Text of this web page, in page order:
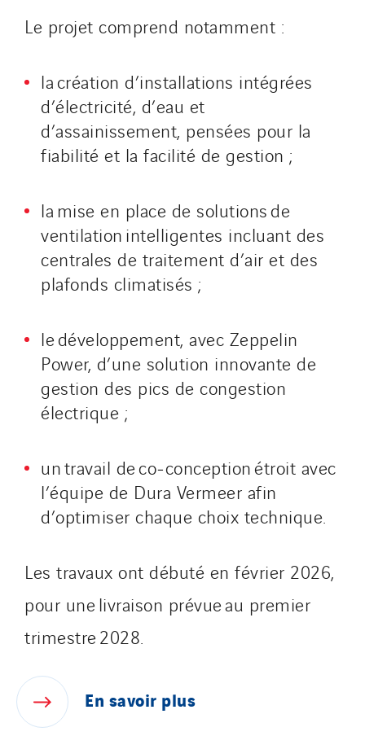
Le projet comprend notamment :
la création d’installations intégrées
d’électricité, d’eau et
d’assainissement, pensées pour la
fiabilité et la facilité de gestion ;
la mise en place de solutions de
ventilation intelligentes incluant des
centrales de traitement d’air et des
plafonds climatisés ;
le développement, avec Zeppelin
Power, d’une solution innovante de
gestion des pics de congestion
électrique ;
un travail de co‑conception étroit avec
l’équipe de Dura Vermeer afin
d’optimiser chaque choix technique.
Les travaux ont débuté en février 2026,
pour une livraison prévue au premier
trimestre 2028.
En savoir plus